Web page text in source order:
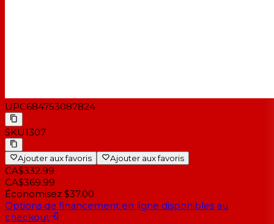
UPC684753087824
SKU1307
Ajouter aux favoris Ajouter aux favoris
CA$332.99
CA$369.99
Économisez $37.00
Options de financement en ligne disponibles au
checkout